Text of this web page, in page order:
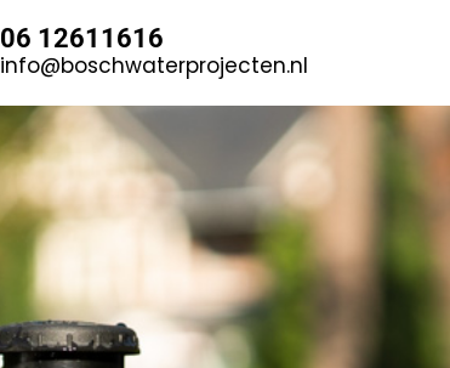
06 12611616
info@boschwaterprojecten.nl